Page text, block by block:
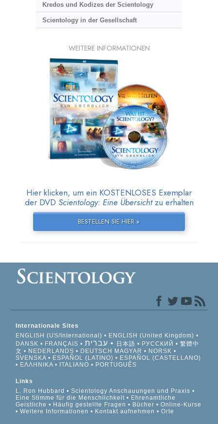
Kredos und Kodizes der Scientology
Scientology in der Gesellschaft
WEITERE INFORMATIONEN
Hier klicken, um ein KOSTENLOSES Exemplar
der DVD Scientology: Eine Übersichtzu erhalten
BESTELLEN SIE HIER »
Internationale Sites
ENGLISH (US/International)
ENGLISH (United Kingdom)
DANSK
FRANÇAIS עברית 日本語 РУССКИЙ
繁體中
文
NEDERLANDS DEUTSCH MAGYAR
NORSK
SVENSKA
ESPAÑOL (LATINO)
ESPAÑOL (CASTELLANO)
ΕΛΛΗΝΙΚA
ITALIANO PORTUGUÊS
Links
L. Ron Hubbard
Scientology Anschauungen und Praxis
Eine Stimme für die Menschlichkeit
Ehrenamtliche
Geistliche
Häufig gestellte Fragen Bücher
Online-Kurse
Weitere Informationen
Kontakt aufnehmen Orte